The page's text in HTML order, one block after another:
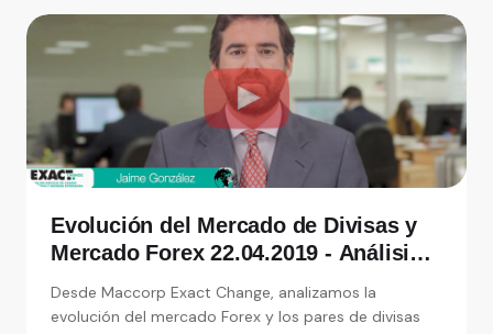
Evolución del Mercado de Divisas y
Mercado Forex 22.04.2019 - Análisis
de moneda
Desde Maccorp Exact Change, analizamos la
evolución del mercado Forex y los pares de divisas